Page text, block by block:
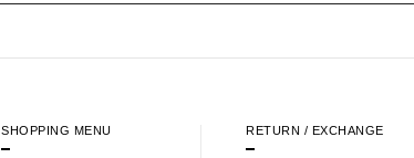
SHOPPING MENU RETURN / EXCHANGE